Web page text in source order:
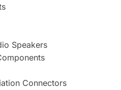
Speakers
Connectors